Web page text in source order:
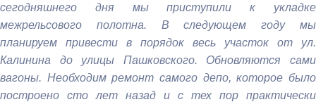
сегодняшнего дня мы приступили к укладке
межрельсового полотна. В следующем году мы
планируем привести в порядок весь участок от ул.
Калинина до улицы Пашковского. Обновляются сами
вагоны. Необходим ремонт самого депо, которое было
построено сто лет назад и с тех пор практически